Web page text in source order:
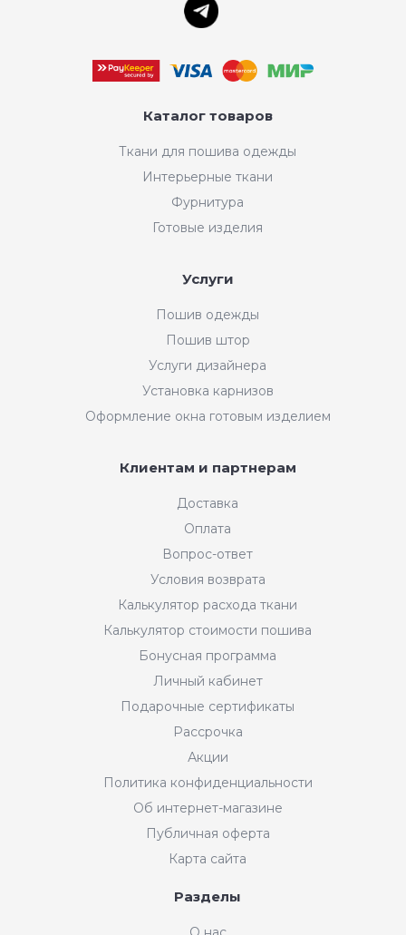
Каталог товаров
Ткани для пошива одежды
Интерьерные ткани
Фурнитура
Готовые изделия
Услуги
Пошив одежды
Пошив штор
Услуги дизайнера
Установка карнизов
Оформление окна готовым изделием
Клиентам и партнерам
Доставка
Оплата
Вопрос-ответ
Условия возврата
Калькулятор расхода ткани
Калькулятор стоимости пошива
Бонусная программа
Личный кабинет
Подарочные сертификаты
Рассрочка
Акции
Политика конфиденциальности
Об интернет-магазине
Публичная оферта
Карта сайта
Разделы